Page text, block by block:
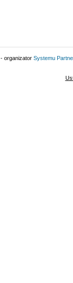
organizator Systemu